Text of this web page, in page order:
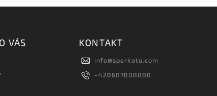
VÁS KONTAKT
info@sperkato.com
+420607808880